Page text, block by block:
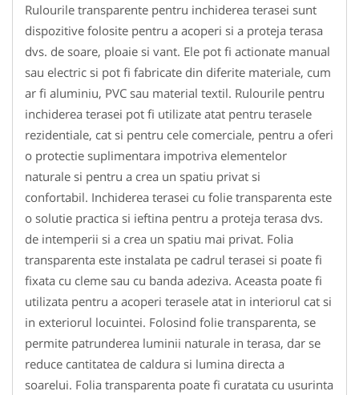
Rulourile transparente pentru inchiderea terasei sunt
dispozitive folosite pentru a acoperi si a proteja terasa
dvs. de soare, ploaie si vant. Ele pot fi actionate manual
sau electric si pot fi fabricate din diferite materiale, cum
ar fi aluminiu, PVC sau material textil. Rulourile pentru
inchiderea terasei pot fi utilizate atat pentru terasele
rezidentiale, cat si pentru cele comerciale, pentru a oferi
o protectie suplimentara impotriva elementelor
naturale si pentru a crea un spatiu privat si
confortabil. Inchiderea terasei cu folie transparenta este
o solutie practica si ieftina pentru a proteja terasa dvs.
de intemperii si a crea un spatiu mai privat. Folia
transparenta este instalata pe cadrul terasei si poate fi
fixata cu cleme sau cu banda adeziva. Aceasta poate fi
utilizata pentru a acoperi terasele atat in interiorul cat si
in exteriorul locuintei. Folosind folie transparenta, se
permite patrunderea luminii naturale in terasa, dar se
reduce cantitatea de caldura si lumina directa a
soarelui. Folia transparenta poate fi curatata cu usurinta